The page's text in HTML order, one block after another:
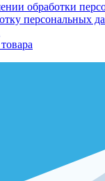
обработки
персональных